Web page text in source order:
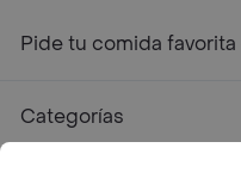
Pide tu comida
Categorías